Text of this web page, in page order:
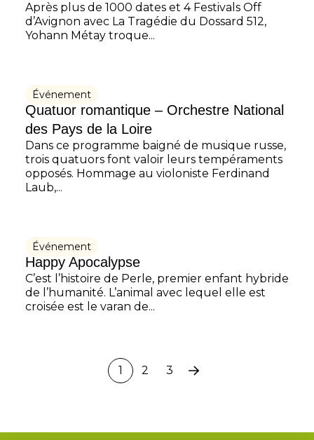
Après plus de 1000 dates et 4 Festivals Off
d’Avignon avec La Tragédie du Dossard 512,
Yohann Métay troque...
Événement
Quatuor romantique – Orchestre National
des Pays de la Loire
Dans ce programme baigné de musique russe,
trois quatuors font valoir leurs tempéraments
opposés. Hommage au violoniste Ferdinand
Laub,...
Événement
Happy Apocalypse
C’est l’histoire de Perle, premier enfant hybride
de l’humanité. L’animal avec lequel elle est
croisée est le varan de...
1 2 3
Page